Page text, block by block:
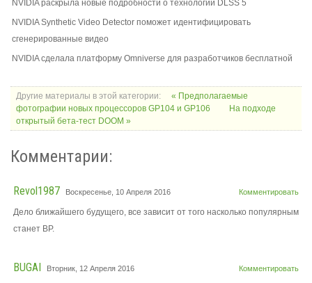
NVIDIA раскрыла новые подробности о технологии DLSS 5
NVIDIA Synthetic Video Detector поможет идентифицировать
сгенерированные видео
NVIDIA сделала платформу Omniverse для разработчиков бесплатной
Другие материалы в этой категории:
« Предполагаемые
фотографии новых процессоров GP104 и GP106
На подходе
открытый бета-тест DOOM »
Комментарии:
Комментировать
Revol1987 Воскресенье, 10 Апреля 2016
Дело ближайшего будущего, все зависит от того насколько популярным
станет ВР.
Комментировать
BUGAI Вторник, 12 Апреля 2016